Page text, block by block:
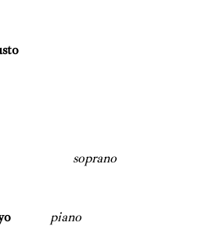
soprano
piano